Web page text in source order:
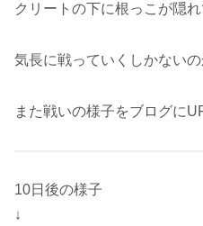
クリートの下に根っこが隠
気長に戦っていくしかないの
また戦いの様子をブログに
10日後の様子
↓